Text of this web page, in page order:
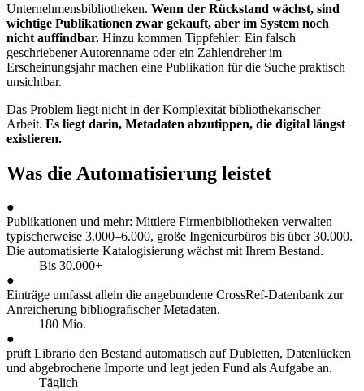
Unternehmensbibliotheken. Wenn der Rückstand wächst, sind
wichtige Publikationen zwar gekauft, aber im System noch
nicht auffindbar. Hinzu kommen Tippfehler: Ein falsch
geschriebener Autorenname oder ein Zahlendreher im
Erscheinungsjahr machen eine Publikation für die Suche praktisch
unsichtbar.
Das Problem liegt nicht in der Komplexität bibliothekarischer
Arbeit. Es liegt darin, Metadaten abzutippen, die digital längst
existieren.
Was die Automatisierung leistet
●
Publikationen und mehr: Mittlere Firmenbibliotheken verwalten
typischerweise 3.000–6.000, große Ingenieurbüros bis über 30.000.
Die automatisierte Katalogisierung wächst mit Ihrem Bestand.
Bis 30.000+
●
Einträge umfasst allein die angebundene CrossRef-Datenbank zur
Anreicherung bibliografischer Metadaten.
180 Mio.
●
prüft Librario den Bestand automatisch auf Dubletten, Datenlücken
und abgebrochene Importe und legt jeden Fund als Aufgabe an.
Täglich